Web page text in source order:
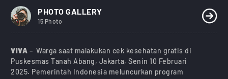
PHOTO GALLERY
15 Photo
VIVA – Warga saat malakukan cek kesehatan gratis di
Puskesmas Tanah Abang, Jakarta, Senin 10 Februari
2025. Pemerintah Indonesia meluncurkan program